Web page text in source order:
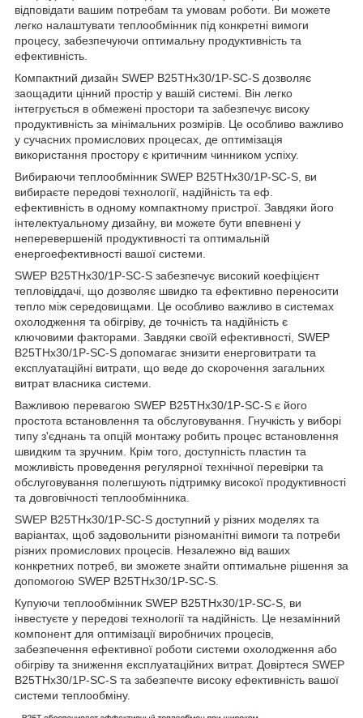
відповідати вашим потребам та умовам роботи. Ви можете
легко налаштувати теплообмінник під конкретні вимоги
процесу, забезпечуючи оптимальну продуктивність та
ефективність.
Компактний дизайн SWEP B25THx30/1P-SC-S дозволяє
заощадити цінний простір у вашій системі. Він легко
інтегрується в обмежені простори та забезпечує високу
продуктивність за мінімальних розмірів. Це особливо важливо
у сучасних промислових процесах, де оптимізація
використання простору є критичним чинником успіху.
Вибираючи теплообмінник SWEP B25THx30/1P-SC-S, ви
вибираєте передові технології, надійність та еф.
ефективність в одному компактному пристрої. Завдяки його
інтелектуальному дизайну, ви можете бути впевнені у
неперевершеній продуктивності та оптимальній
енергоефективності вашої системи.
SWEP B25THx30/1P-SC-S забезпечує високий коефіцієнт
тепловіддачі, що дозволяє швидко та ефективно переносити
тепло між середовищами. Це особливо важливо в системах
охолодження та обігріву, де точність та надійність є
ключовими факторами. Завдяки своїй ефективності, SWEP
B25THx30/1P-SC-S допомагає знизити енерговитрати та
експлуатаційні витрати, що веде до скорочення загальних
витрат власника системи.
Важливою перевагою SWEP B25THx30/1P-SC-S є його
простота встановлення та обслуговування. Гнучкість у виборі
типу з'єднань та опцій монтажу робить процес встановлення
швидким та зручним. Крім того, доступність пластин та
можливість проведення регулярної технічної перевірки та
обслуговування полегшують підтримку високої продуктивності
та довговічності теплообмінника.
SWEP B25THx30/1P-SC-S доступний у різних моделях та
варіантах, щоб задовольнити різноманітні вимоги та потреби
різних промислових процесів. Незалежно від ваших
конкретних потреб, ви зможете знайти оптимальне рішення за
допомогою SWEP B25THx30/1P-SC-S.
Купуючи теплообмінник SWEP B25THx30/1P-SC-S, ви
інвестуєте у передові технології та надійність. Це незамінний
компонент для оптимізації виробничих процесів,
забезпечення ефективної роботи системи охолодження або
обігріву та зниження експлуатаційних витрат. Довіртеся SWEP
B25THx30/1P-SC-S та забезпечте високу ефективність вашої
системи теплообміну.